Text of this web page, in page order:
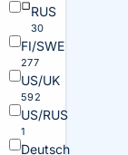
RUS
30
FI/SWE
277
US/UK
592
US/RUS
1
Deutsch